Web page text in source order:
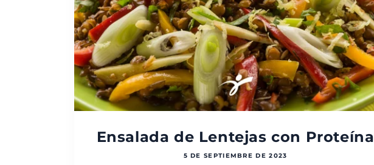
Ensalada de Lentejas con Proteína
5 DE SEPTIEMBRE DE 2023